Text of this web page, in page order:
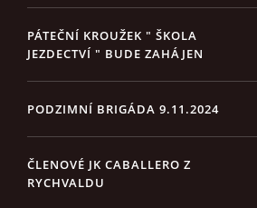
PÁTEČNÍ KROUŽEK " ŠKOLA
JEZDECTVÍ " BUDE ZAHÁJEN
PODZIMNÍ BRIGÁDA 9.11.2024
ČLENOVÉ JK CABALLERO Z
RYCHVALDU